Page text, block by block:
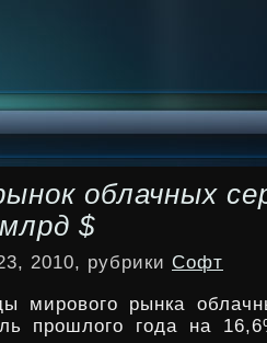
облачных
$
2010, рубрики Софт
мирового рынка
прошлого года на